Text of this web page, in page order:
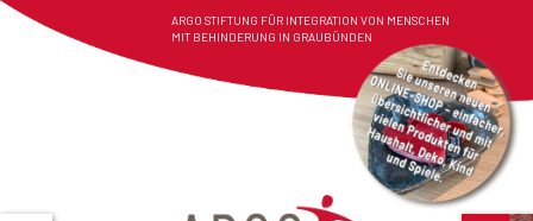
ARGO STIFTUNG FÜR INTEGRATION VON MENSCHEN
MIT BEHINDERUNG IN GRAUBÜNDEN